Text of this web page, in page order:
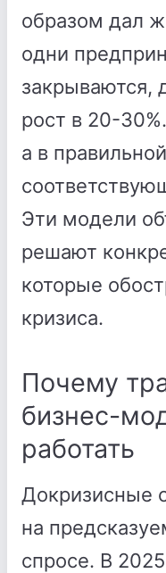
образом дал
одни
закрываются,
рост в 20-
а в
Эти модели
решают
которые
кризиса.
Почему
бизнес-
работать
Докризисные
на
спросе. В